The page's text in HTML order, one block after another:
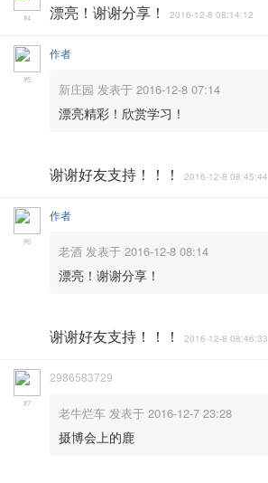
#4 漂亮！谢谢分享！ 2016-12-8 08:14:12
作者
#5
新庄园 发表于 2016-12-8 07:14
漂亮精彩！欣赏学习！
谢谢好友支持！！！ 2016-12-8 08:45:44
作者
#6
老酒 发表于 2016-12-8 08:14
漂亮！谢谢分享！
谢谢好友支持！！！ 2016-12-8 08:46:33
2986583729
#7
老牛烂车 发表于 2016-12-7 23:28
摄博会上的鹿